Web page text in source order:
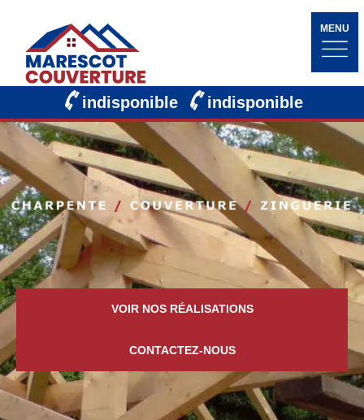
MENU
indisponible indisponible
VOIR NOS RÉALISATIONS
CONTACTEZ-NOUS